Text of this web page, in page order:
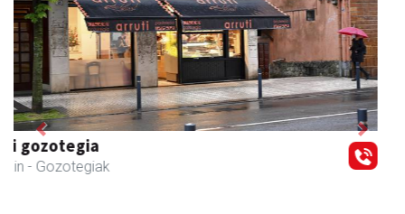
Previous Next